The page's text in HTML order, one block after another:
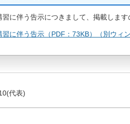
に伴う告示につきまして、掲載します
に伴う告示（PDF：73KB）（別ウィ
代表)